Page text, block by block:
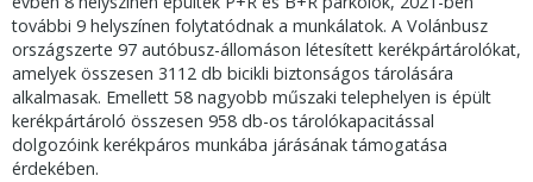
további 9 helyszínen folytatódnak a munkálatok. A Volánbusz
országszerte 97 autóbusz-állomáson létesített kerékpártárolókat,
amelyek összesen 3112 db bicikli biztonságos tárolására
alkalmasak. Emellett 58 nagyobb műszaki telephelyen is épült
kerékpártároló összesen 958 db-os tárolókapacitással
dolgozóink kerékpáros munkába járásának támogatása
érdekében.